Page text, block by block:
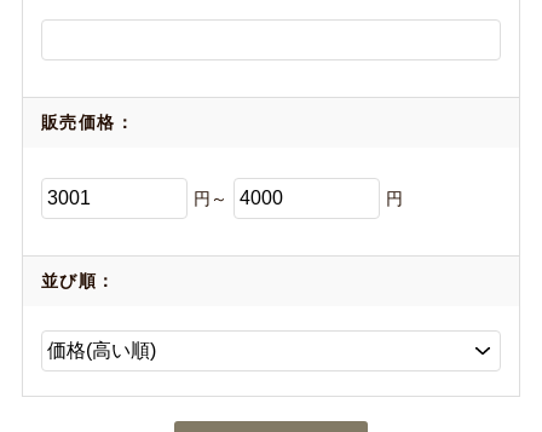
販売価格：
円～ 円
並び順：